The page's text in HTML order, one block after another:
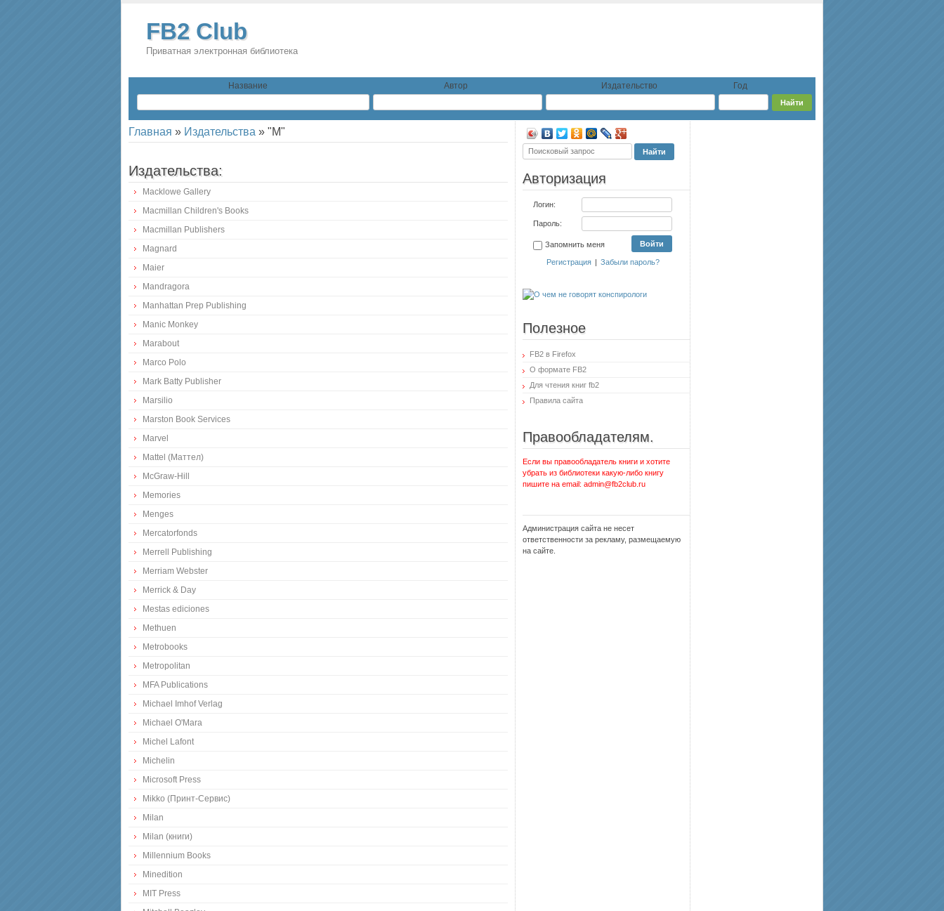
FB2 Club
Приватная электронная библиотека
Название Автор Издательство Год
Главная » Издательства » "М"
Издательства:
Macklowe Gallery
Macmillan Children's Books
Macmillan Publishers
Magnard
Maier
Mandragora
Manhattan Prep Publishing
Manic Monkey
Marabout
Marco Polo
Mark Batty Publisher
Marsilio
Marston Book Services
Marvel
Mattel (Маттел)
McGraw-Hill
Memories
Menges
Mercatorfonds
Merrell Publishing
Merriam Webster
Merrick & Day
Mestas ediciones
Methuen
Metrobooks
Metropolitan
MFA Publications
Michael Imhof Verlag
Michael O'Mara
Michel Lafont
Michelin
Microsoft Press
Mikko (Принт-Сервис)
Milan
Milan (книги)
Millennium Books
Minedition
MIT Press
Авторизация
Логин:
Пароль:
Запомнить меня
Регистрация | Забыли пароль?
Полезное
FB2 в Firefox
О формате FB2
Для чтения книг fb2
Правила сайта
Правообладателям.
Если вы правообладатель книги и хотите
убрать из библиотеки какую-либо книгу
пишите на email: admin@fb2club.ru
Администрация сайта не несет
ответственности за рекламу, размещаемую
на сайте.